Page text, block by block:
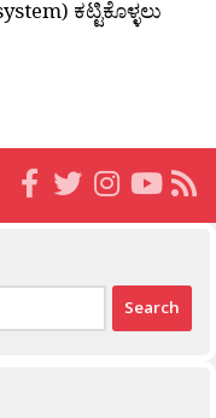
ಕಟ್ಟಿಕೊಳ್ಳಲು